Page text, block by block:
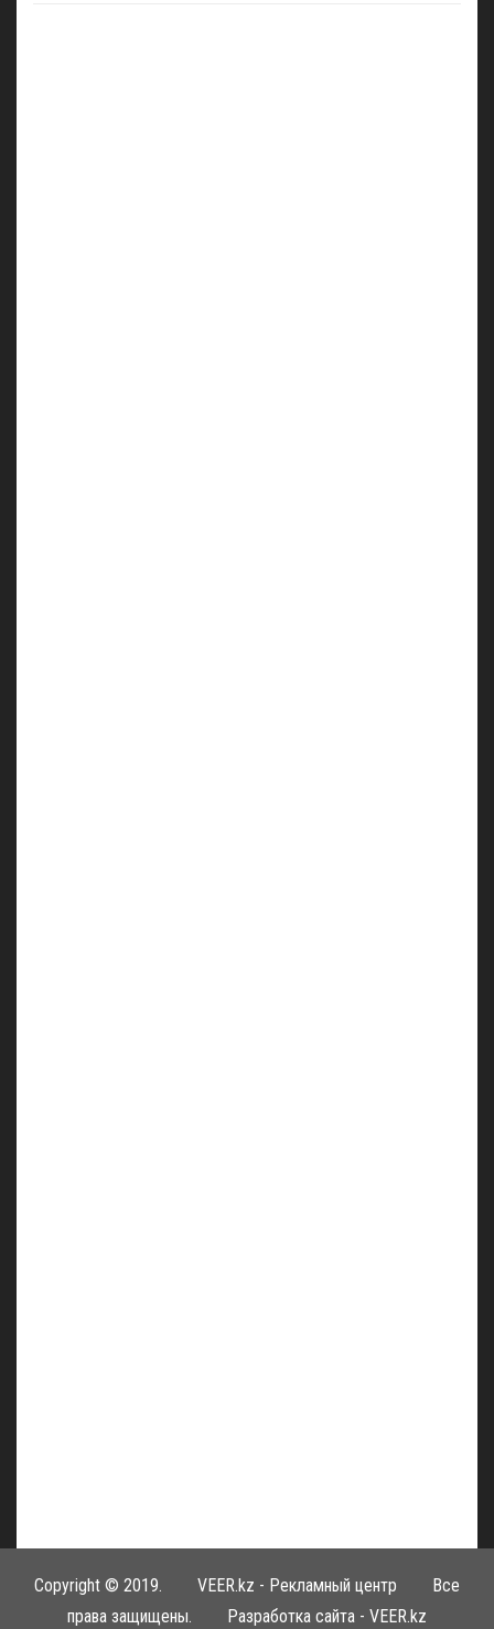
Copyright © 2019. VEER.kz - Рекламный центр Все
права защищены. Разработка сайта - VEER.kz